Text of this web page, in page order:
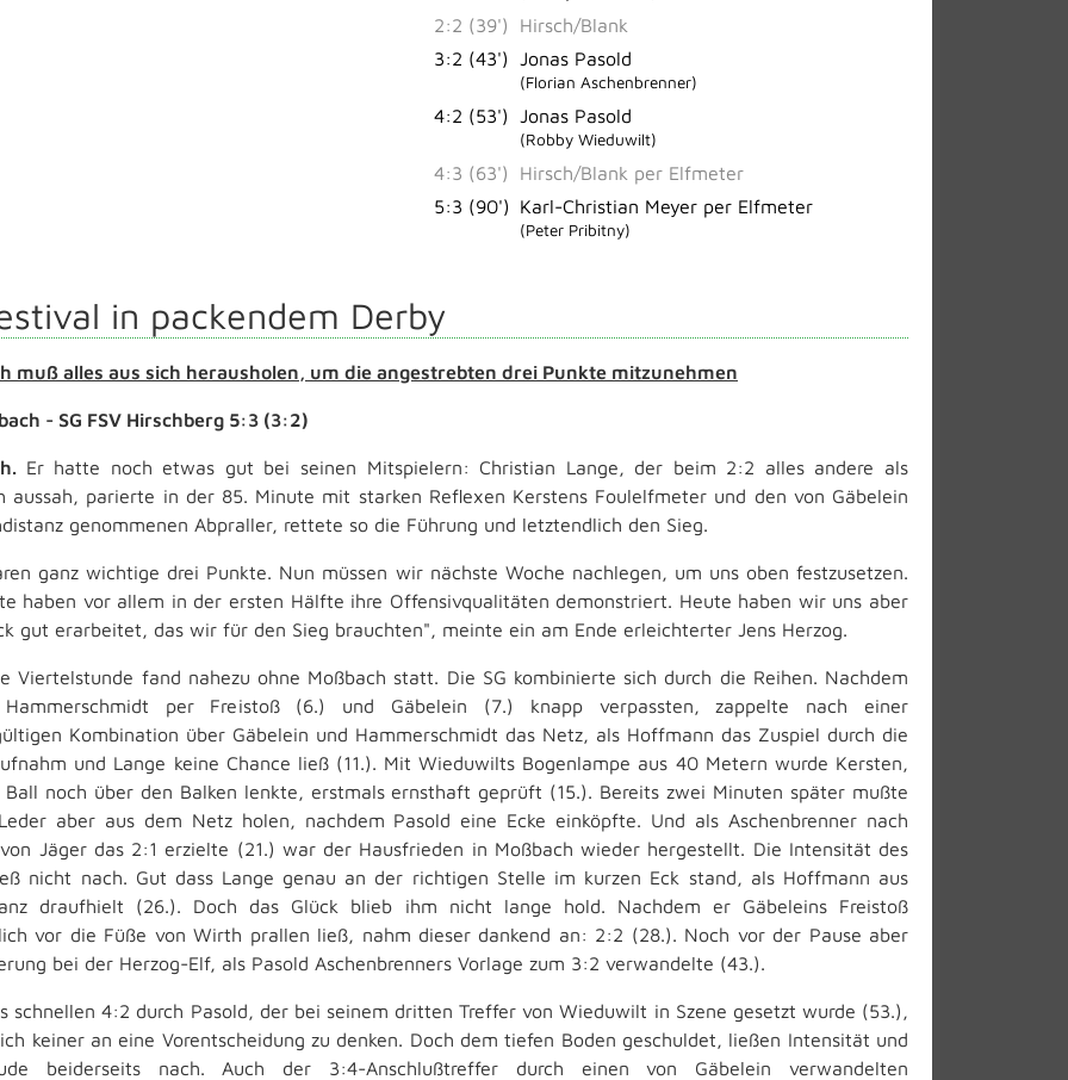
2:2 (39')
Hirsch/Blank
3:2 (43')
Jonas Pasold
(Florian Aschenbrenner)
4:2 (53') Jonas Pasold
(Robby Wieduwilt)
4:3 (63')
Hirsch/Blank per Elfmeter
5:3 (90')
Karl-Christian Meyer per Elfmeter
(Peter Pribitny)
in packendem Derby
muß alles aus sich herausholen, um die angestrebten drei Punkte mitzunehmen
- SG FSV Hirschberg 5:3 (3:2)
Er hatte noch etwas gut bei seinen Mitspielern: Christian Lange, der beim 2:2 alles andere als
aussah, parierte in der 85. Minute mit starken Reflexen Kerstens Foulelfmeter und den von Gäbelein
genommenen Abpraller, rettete so die Führung und letztendlich den Sieg.
ganz wichtige drei Punkte. Nun müssen wir nächste Woche nachlegen, um uns oben festzusetzen.
haben vor allem in der ersten Hälfte ihre Offensivqualitäten demonstriert. Heute haben wir uns aber
gut erarbeitet, das wir für den Sieg brauchten", meinte ein am Ende erleichterter Jens Herzog.
Viertelstunde fand nahezu ohne Moßbach statt. Die SG kombinierte sich durch die Reihen. Nachdem
per Freistoß (6.) und Gäbelein (7.) knapp verpassten, zappelte nach einer
Kombination über Gäbelein und Hammerschmidt das Netz, als Hoffmann das Zuspiel durch die
und Lange keine Chance ließ (11.). Mit Wieduwilts Bogenlampe aus 40 Metern wurde Kersten,
noch über den Balken lenkte, erstmals ernsthaft geprüft (15.). Bereits zwei Minuten später mußte
aber aus dem Netz holen, nachdem Pasold eine Ecke einköpfte. Und als Aschenbrenner nach
Jäger das 2:1 erzielte (21.) war der Hausfrieden in Moßbach wieder hergestellt. Die Intensität des
nicht nach. Gut dass Lange genau an der richtigen Stelle im kurzen Eck stand, als Hoffmann aus
draufhielt (26.). Doch das Glück blieb ihm nicht lange hold. Nachdem er Gäbeleins Freistoß
vor die Füße von Wirth prallen ließ, nahm dieser dankend an: 2:2 (28.). Noch vor der Pause aber
bei der Herzog-Elf, als Pasold Aschenbrenners Vorlage zum 3:2 verwandelte (43.).
schnellen 4:2 durch Pasold, der bei seinem dritten Treffer von Wieduwilt in Szene gesetzt wurde (53.),
keiner an eine Vorentscheidung zu denken. Doch dem tiefen Boden geschuldet, ließen Intensität und
beiderseits nach. Auch der 3:4-Anschlußtreffer durch einen von Gäbelein verwandelten